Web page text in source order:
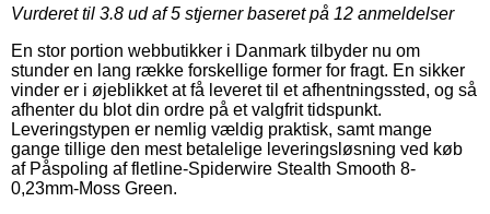
Vurderet til 3.8 ud af 5 stjerner baseret på 12 anmeldelser
En stor portion webbutikker i Danmark tilbyder nu om
stunder en lang række forskellige former for fragt. En sikker
vinder er i øjeblikket at få leveret til et afhentningssted, og så
afhenter du blot din ordre på et valgfrit tidspunkt.
Leveringstypen er nemlig vældig praktisk, samt mange
gange tillige den mest betalelige leveringsløsning ved køb
af Påspoling af fletline-Spiderwire Stealth Smooth 8-
0,23mm-Moss Green.